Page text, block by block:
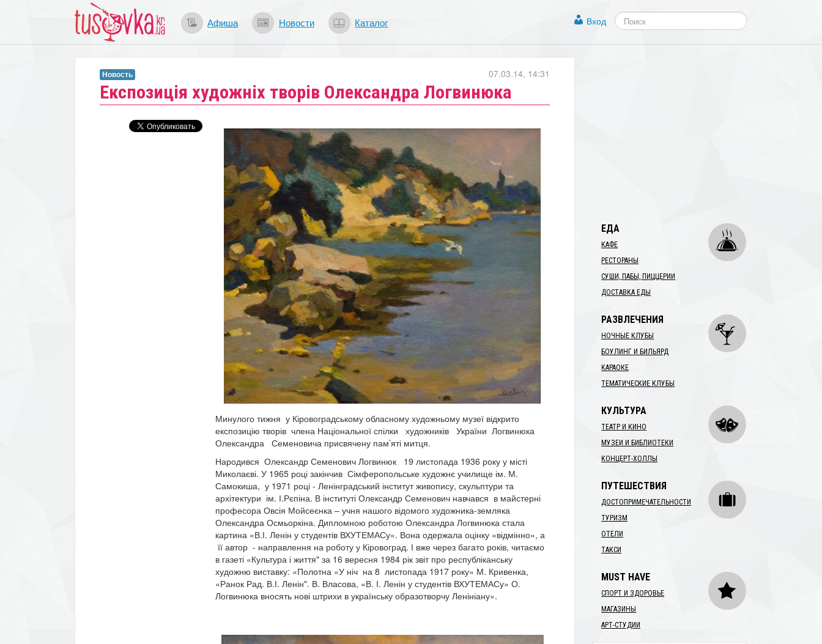
Афиша Новости Каталог Вход
Експозиція художніх творів Олександра Логвинюка
07.03.14, 14:31
Новость
Минулого тижня у Кіровоградському обласному художньому музеї відкрито
експозицію творів члена Національної спілки художників України Логвинюка
Олександра Семеновича присвячену пам’яті митця.
Народився Олександр Семенович Логвинюк 19 листопада 1936 року у місті
Миколаєві. У 1965 році закінчив Сімферопольське художнє училище ім. М.
Самокиша, у 1971 році - Ленінградський інститут живопису, скульптури та
архітектури ім. І.Рєпіна. В інституті Олександр Семенович навчався в майстерні
професора Овсія Мойсеєнка – учня нашого відомого художника-земляка
Олександра Осмьоркіна. Дипломною роботою Олександра Логвинюка стала
картина «В.І. Ленін у студентів ВХУТЕМАСу». Вона одержала оцінку «відмінно», а
її автор - направлення на роботу у Кіровоград. І вже через багато років, читаємо
в газеті «Культура і життя" за 16 вересня 1984 рік звіт про республіканську
художню виставку: «Полотна «У ніч на 8 листопада 1917 року» М. Кривенка,
«Ранок Рад. В.І. Ленін". В. Власова, «В. І. Ленін у студентів ВХУТЕМАСу» О.
Логвинюка вносять нові штрихи в українську образотворчу Ленініану».
ЕДА
КАФЕ
РЕСТОРАНЫ
СУШИ, ПАБЫ, ПИЦЦЕРИИ
ДОСТАВКА ЕДЫ
РАЗВЛЕЧЕНИЯ
НОЧНЫЕ КЛУБЫ
БОУЛИНГ И БИЛЬЯРД
КАРАОКЕ
ТЕМАТИЧЕСКИЕ КЛУБЫ
КУЛЬТУРА
ТЕАТР И КИНО
МУЗЕИ И БИБЛИОТЕКИ
КОНЦЕРТ-ХОЛЛЫ
ПУТЕШЕСТВИЯ
ДОСТОПРИМЕЧАТЕЛЬНОСТИ
ТУРИЗМ
ОТЕЛИ
ТАКСИ
MUST HAVE
СПОРТ И ЗДОРОВЬЕ
МАГАЗИНЫ
АРТ-СТУДИИ